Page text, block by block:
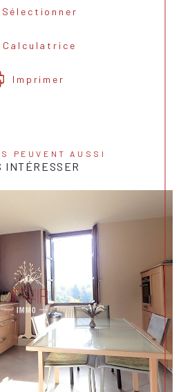
Sélectionner
Calculatrice
Imprimer
PEUVENT AUSSI
INTÉRESSER